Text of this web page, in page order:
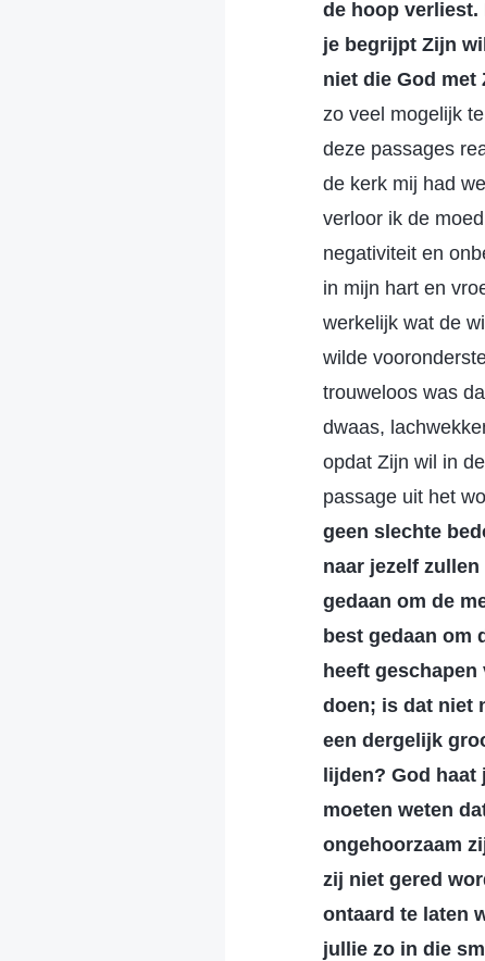
de hoop
je begrijpt Zijn
niet die God met
zo veel mogelijk
deze passages
de kerk mij had
verloor ik de
negativiteit en
in mijn hart en
werkelijk wat de
wilde
trouweloos was
dwaas,
opdat Zijn wil in
passage uit het
geen slechte
naar jezelf
gedaan om de
best gedaan om
heeft
doen; is dat niet
een dergelijk
lijden? God
moeten weten
ongehoorzaam
zij niet gered
ontaard te laten
jullie zo in die